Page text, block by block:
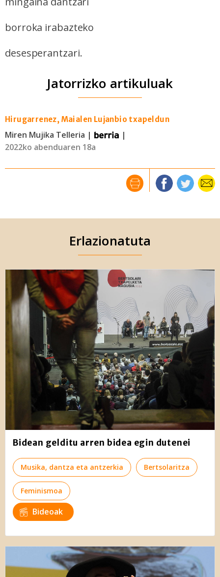
borroka irabazteko
desesperantzari.
Jatorrizko artikuluak
Hirugarrenez, Maialen Lujanbio txapeldun
Miren Mujika Telleria |
|
2022ko abenduaren 18a
Erlazionatuta
Bidean gelditu arren bidea egin dutenei
Musika, dantza eta antzerkia Bertsolaritza
Feminismoa
Bideoak